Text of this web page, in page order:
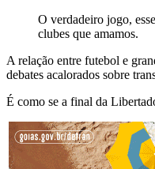
O verdadeiro jogo,
clubes que amamos.
A relação entre futebol e
debates acalorados sobre
É como se a final da